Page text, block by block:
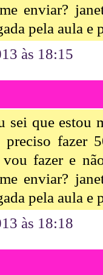
enviar?
pela aula e
às 18:15
sei que
preciso fazer
vou fazer e
enviar?
pela aula e
às 18:18